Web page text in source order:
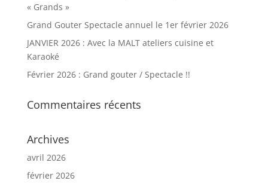
« Grands »
Grand Gouter Spectacle annuel le 1er février 2026
JANVIER 2026 : Avec la MALT ateliers cuisine et
Karaoké
Février 2026 : Grand gouter / Spectacle !!
Commentaires récents
Archives
avril 2026
février 2026